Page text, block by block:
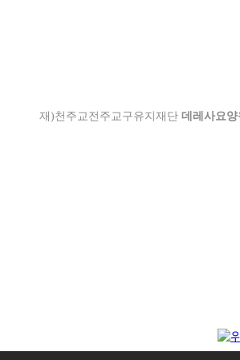
재)천주교전주교구유지재단 데레사요양